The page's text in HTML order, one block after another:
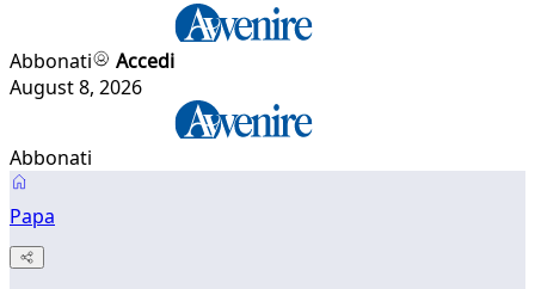
Abbonati
Accedi
August 8, 2026
Abbonati
Papa